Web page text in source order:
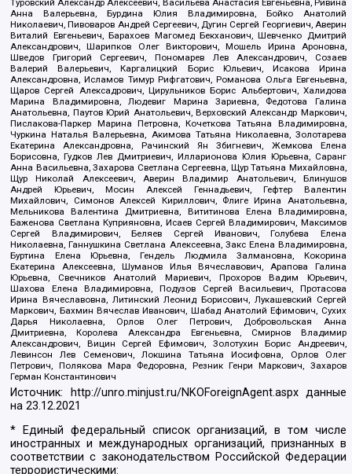
Туровский Александр Алексеевич, Васильева Анастасия Евгеньевна, Ривина
Анна Валерьевна, Бурдина Юлия Владимировна, Бойко Анатолий
Николаевич, Пивоваров Андрей Сергеевич, Дугин Сергей Георгиевич, Аверин
Виталий Евгеньевич, Барахоев Магомед Бекханович, Шевченко Дмитрий
Александрович, Шарипков Олег Викторович, Мошель Ирина Ароновна,
Шведов Григорий Сергеевич, Пономарев Лев Александрович, Созаев
Валерий Валерьевич, Каргалицкий Борис Юльевич, Исакова Ирина
Александровна, Исламов Тимур Рифгатович, Романова Ольга Евгеньевна,
Щаров Сергей Алексадрович, Цирульников Борис Альбертович, Халидова
Марина Владимировна, Людевиг Марина Зариевна, Федотова Галина
Анатольевна, Паутов Юрий Анатольевич, Верховский Александр Маркович,
Пислакова-Паркер Марина Петровна, Кочеткова Татьяна Владимировна,
Чуркина Наталья Валерьевна, Акимова Татьяна Николаевна, Золотарева
Екатерина Александровна, Рачинский Ян Збигневич, Жемкова Елена
Борисовна, Гудков Лев Дмитриевич, Илларионова Юлия Юрьевна, Саранг
Анна Васильевна, Захарова Светлана Сергеевна, Щур Татьяна Михайловна,
Щур Николай Алексеевич, Аверин Владимир Анатольевич, Блинушов
Андрей Юрьевич, Мосин Алексей Геннадьевич, Гефтер Валентин
Михайлович, Симонов Алексей Кириллович, Флиге Ирина Анатольевна,
Мельникова Валентина Дмитриевна, Вититинова Елена Владимировна,
Баженова Светлана Куприяновна, Исаев Сергей Владимирович, Максимов
Сергей Владимирович, Беляев Сергей Иванович, Голубева Елена
Николаевна, Ганнушкина Светлана Алексеевна, Закс Елена Владимировна,
Буртина Елена Юрьевна, Гендель Людмила Залмановна, Кокорина
Екатерина Алексеевна, Шуманов Илья Вячеславович, Арапова Галина
Юрьевна, Свечников Анатолий Мариевич, Прохоров Вадим Юрьевич,
Шахова Елена Владимировна, Подузов Сергей Васильевич, Протасова
Ирина Вячеславовна, Литинский Леонид Борисович, Лукашевский Сергей
Маркович, Бахмин Вячеслав Иванович, Шабад Анатолий Ефимович, Сухих
Дарья Николаевна, Орлов Олег Петрович, Добровольская Анна
Дмитриевна, Королева Александра Евгеньевна, Смирнов Владимир
Александрович, Вицин Сергей Ефимович, Золотухин Борис Андреевич,
Левинсон Лев Семенович, Локшина Татьяна Иосифовна, Орлов Олег
Петрович, Полякова Мара Федоровна, Резник Генри Маркович, Захаров
Герман Константинович
Источник: http://unro.minjust.ru/NKOForeignAgent.aspxданные
на23.12.2021
* Единый федеральный список организаций, в том числе
иностранных и международных организаций, признанных в
соответствии с законодательством Российской Федерации
террористическими: